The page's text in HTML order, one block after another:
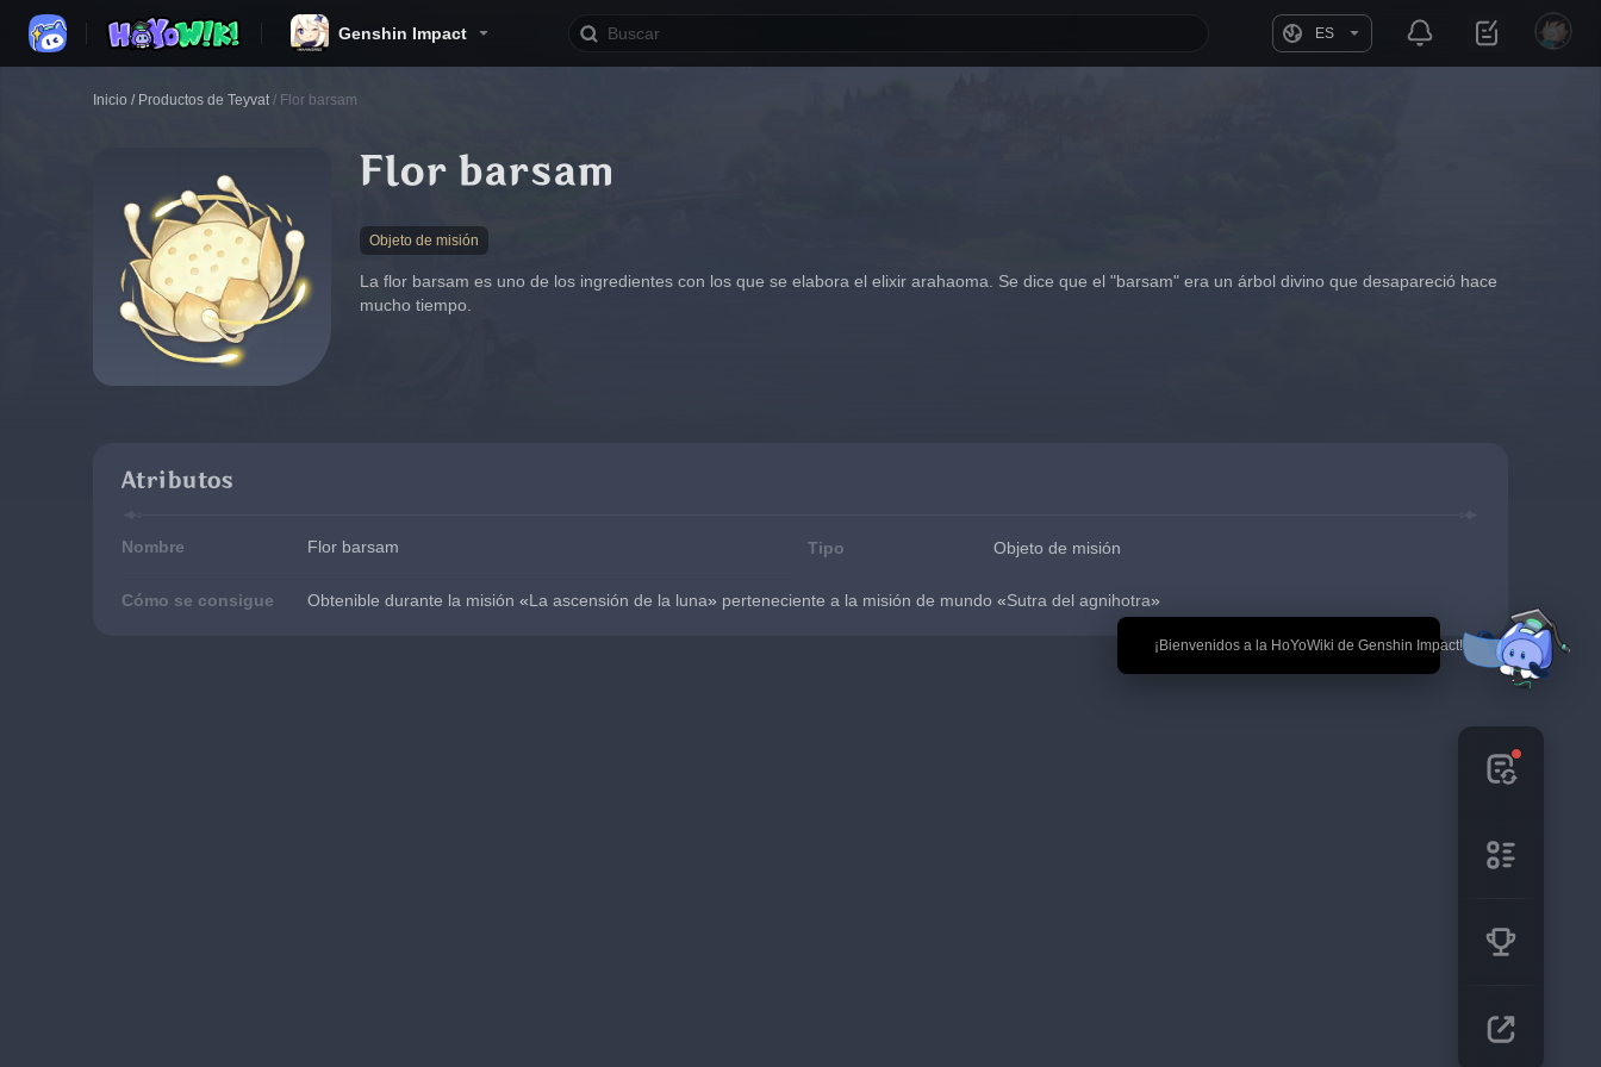
Genshin Impact ES
🎉 ¡Bienvenidos a la HoYoWiki de Genshin Impact!
Inicio / Productos de Teyvat / Flor barsam
Flor barsam
Objeto de misión
La flor barsam es uno de los ingredientes con los que se elabora el elixir arahaoma. Se dice que el "barsam" era un árbol divino que desapareció hace
mucho tiempo.
Atributos
Nombre Flor barsam Tipo Objeto de misión
Cómo se consigue Obtenible durante la misión «La ascensión de la luna» perteneciente a la misión de mundo «Sutra del agnihotra»